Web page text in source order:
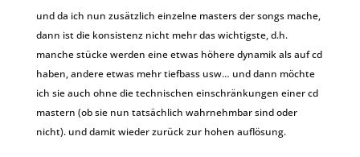
und da ich nun zusätzlich einzelne masters der songs mache,
dann ist die konsistenz nicht mehr das wichtigste, d.h.
manche stücke werden eine etwas höhere dynamik als auf cd
haben, andere etwas mehr tiefbass usw… und dann möchte
ich sie auch ohne die technischen einschränkungen einer cd
mastern (ob sie nun tatsächlich wahrnehmbar sind oder
nicht). und damit wieder zurück zur hohen auflösung.